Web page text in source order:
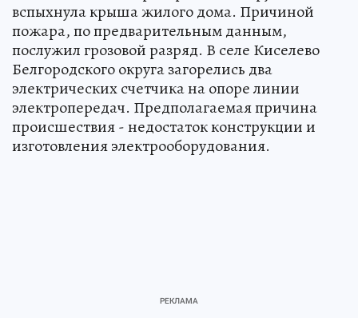
вспыхнула крыша жилого дома. Причиной
пожара, по предварительным данным,
послужил грозовой разряд. В селе Киселево
Белгородского округа загорелись два
электрических счетчика на опоре линии
электропередач. Предполагаемая причина
происшествия - недостаток конструкции и
изготовления электрооборудования.